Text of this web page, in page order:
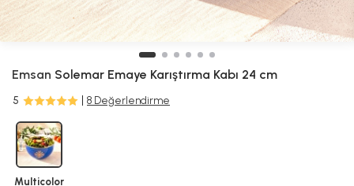
Emsan Solemar Emaye Karıştırma Kabı 24 cm
5 8 Değerlendirme
Multicolor